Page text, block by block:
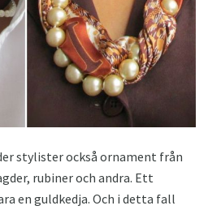
stylister också ornament från
rubiner och andra. Ett
en guldkedja. Och i detta fall